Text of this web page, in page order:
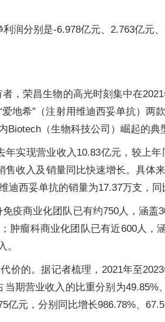
润分别是-6.978亿元、2.763亿元
，荣昌生物的高光时刻集中在
地希”（注射用维迪西妥单抗）两
Biotech（生物科技公司）崛起的典
实现营业收入10.83亿元，较上年
售收入及销量同比快速增长。具体
迪西妥单抗的销量为17.37万支，同
疫商业化团队已有约750人，涵盖
肿瘤科商业化团队已有近600人，
。
价的。据记者梳理，2021年至
期营业收入的比重分别为49.85%
元，分别同比增长986.78%、